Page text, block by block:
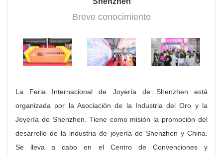
Breve conocimiento
La Feria Internacional de Joyería de Shenzhen está
organizada por la Asociación de la Industria del Oro y la
Joyería de Shenzhen. Tiene como misión la promoción del
desarrollo de la industria de joyería de Shenzhen y China.
Se lleva a cabo en el Centro de Convenciones y